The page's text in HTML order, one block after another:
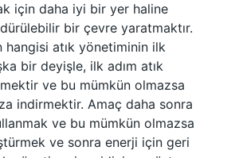
için daha iyi bir yer haline
bir çevre yaratmaktır.
hangisi atık yönetiminin ilk
bir deyişle, ilk adım atık
ve bu mümkün olmazsa
indirmektir. Amaç daha sonra
ve bu mümkün olmazsa
ve sonra enerji için geri